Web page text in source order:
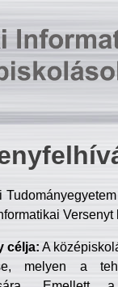
célja: A
melyen a